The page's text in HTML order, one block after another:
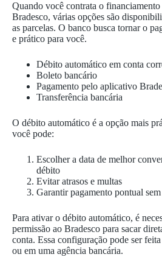
Quando você contrata o financiamento
Bradesco, várias opções são
as parcelas. O banco busca tornar o
e prático para você.
Débito automático em conta
Boleto bancário
Pagamento pelo aplicativo
Transferência bancária
O débito automático é a opção mais
você pode:
Escolher a data de melhor
débito
Evitar atrasos e multas
Garantir pagamento pontual
Para ativar o débito automático, é
permissão ao Bradesco para sacar
conta. Essa configuração pode ser
ou em uma agência bancária.